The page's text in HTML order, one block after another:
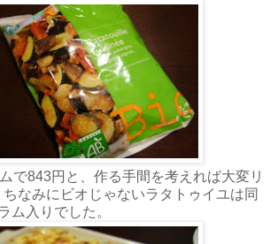
で843円と、作る手間を考えれば大変リ
なみにビオじゃないラタトゥイユは同
ム入りでした。